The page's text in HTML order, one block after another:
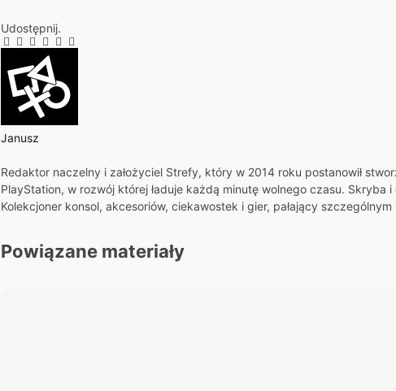
Udostępnij.
Facebook
Twitter
Pinterest
LinkedIn
Tumblr
E-
Janusz
internetowa
Redaktor naczelny i założyciel Strefy, który w 2014 roku postanowił
PlayStation, w rozwój której ładuje każdą minutę wolnego czasu. Skryba
Kolekcjoner konsol, akcesoriów, ciekawostek i gier, pałający
Powiązane materiały